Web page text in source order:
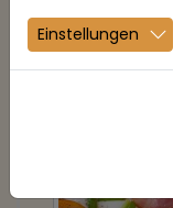
Einstellungen